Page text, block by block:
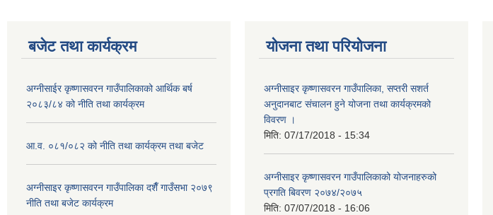
बजेट तथा कार्यक्रम
अग्नीसाईर कृष्णासवरन गाउँपालिकाको आर्थिक बर्ष
२०८३/८४ को नीति तथा कार्यक्रम
आ.व. ०८१/०८२ को नीति तथा कार्यक्रम तथा बजेट
अग्नीसाइर कृष्णासवरन गाउँपालिका दशैँ गाउँसभा २०७९
नीति तथा बजेट कार्यक्रम
योजना तथा परियोजना
अग्नीसाइर कृष्णासवरन गाउँपालिका, सप्तरी सशर्त
अनुदानबाट संचालन हुने योजना तथा कार्यक्रमको
विवरण ।
मिति: 07/17/2018 - 15:34
अग्नीसाइर कृष्णासवरन गाउँपालिकाको योजनाहरुको
प्रगति बिवरण २०७४/२०७५
मिति: 07/07/2018 - 16:06